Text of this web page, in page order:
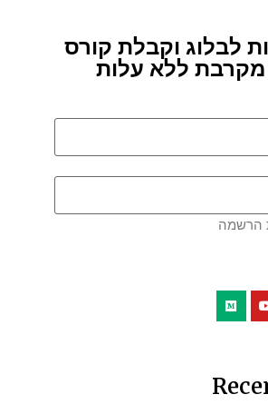
לבלוג וקבלת קורס
ללא עלות
הרשמה